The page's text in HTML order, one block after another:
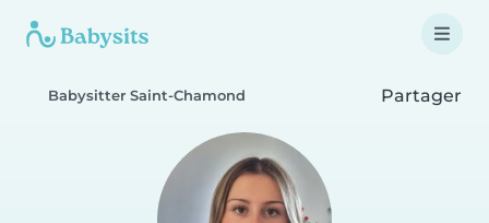
Babysitter Saint-Chamond Partager